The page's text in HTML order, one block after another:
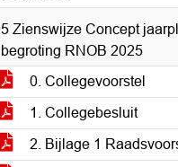
5 Zienswijze Concept
begroting RNOB 2025
0. Collegevoorstel
1. Collegebesluit
2. Bijlage 1